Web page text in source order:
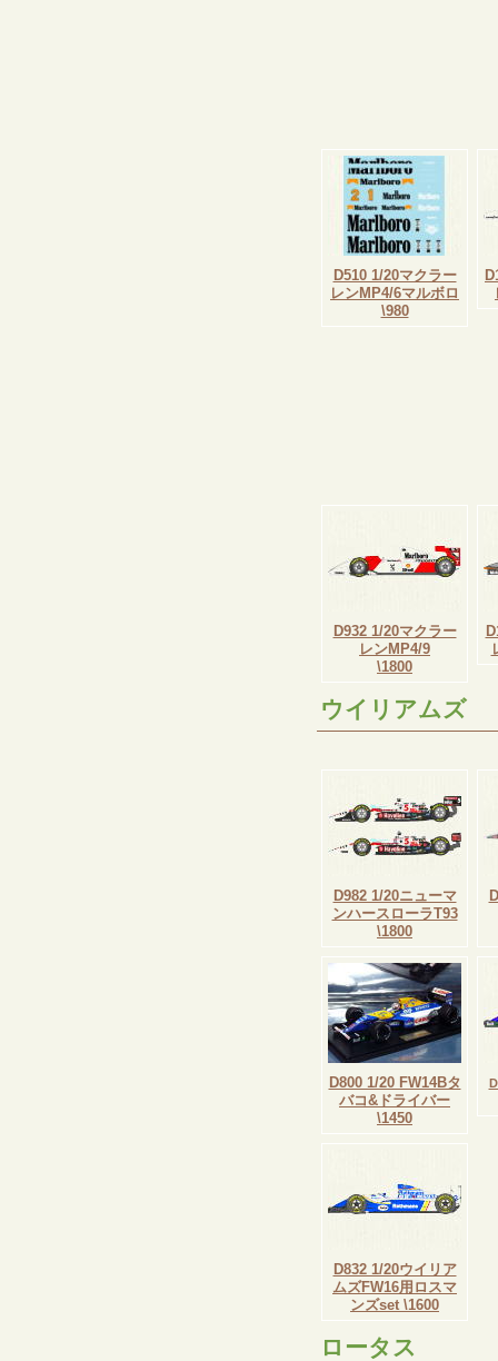
D510 1/20マクラー
レンMP4/6マルボロ
\980
D932 1/20マクラー
レンMP4/9
\1800
ウイリアムズ
D982 1/20ニューマ
ンハースローラT93
\1800
D800 1/20 FW14Bタ
バコ&ドライバー
\1450
D832 1/20ウイリア
ムズFW16用ロスマ
ンズset \1600
ロータス